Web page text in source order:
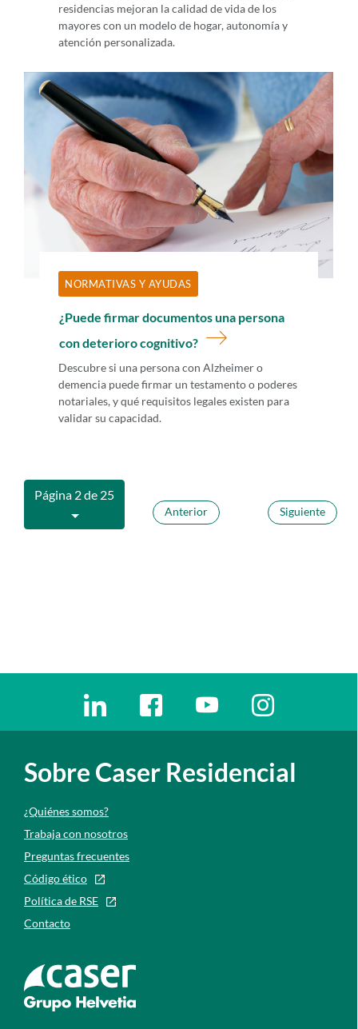
residencias mejoran la calidad de vida de los
mayores con un modelo de hogar, autonomía y
atención personalizada.
NORMATIVAS Y AYUDAS
¿Puede firmar documentos una persona
con deterioro cognitivo?
Descubre si una persona con Alzheimer o
demencia puede firmar un testamento o poderes
notariales, y qué requisitos legales existen para
validar su capacidad.
Página 2 de 25
Anterior Siguiente
Ir a a la red social. Abre ventana nueva
Ir a a la red social. Abre ventana
Ir a a la red social. Abre
Ir a a la red
Sobre Caser Residencial
¿Quiénes somos?
Trabaja con nosotros
Preguntas frecuentes
Código ético
Política de RSE
Contacto
Ir a la web de caser